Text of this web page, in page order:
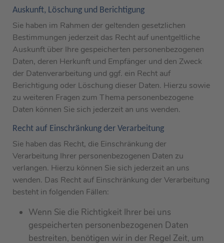
Auskunft, Löschung und Berichtigung
Sie haben im Rahmen der geltenden gesetzlichen
Bestimmungen jederzeit das Recht auf unentgeltliche
Auskunft über Ihre gespeicherten personenbezogenen
Daten, deren Herkunft und Empfänger und den Zweck
der Datenverarbeitung und ggf. ein Recht auf
Berichtigung oder Löschung dieser Daten. Hierzu sowie
zu weiteren Fragen zum Thema personenbezogene
Daten können Sie sich jederzeit an uns wenden.
Recht auf Einschränkung der Verarbeitung
Sie haben das Recht, die Einschränkung der
Verarbeitung Ihrer personenbezogenen Daten zu
verlangen. Hierzu können Sie sich jederzeit an uns
wenden. Das Recht auf Einschränkung der Verarbeitung
besteht in folgenden Fällen:
Wenn Sie die Richtigkeit Ihrer bei uns
gespeicherten personenbezogenen Daten
bestreiten, benötigen wir in der Regel Zeit, um